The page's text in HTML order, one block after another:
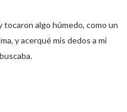
tocaron algo húmedo, como un
y acerqué mis dedos a mi